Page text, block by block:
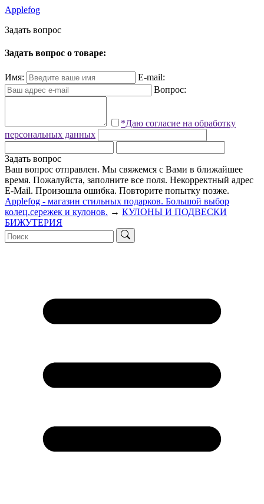
Applefog
Задать вопрос
Задать вопрос о товаре:
Имя:
E-mail:
Вопрос:
*Даю согласие на обработку
персональных данных
Задать вопрос
Ваш вопрос отправлен. Мы свяжемся с Вами в ближайшее
время. Пожалуйста, заполните все поля. Некорректный адрес
E-Mail. Произошла ошибка. Повторите попытку позже.
Applefog - магазин стильных подарков. Большой выбор
колец,сережек и кулонов. → КУЛОНЫ И ПОДВЕСКИ
БИЖУТЕРИЯ